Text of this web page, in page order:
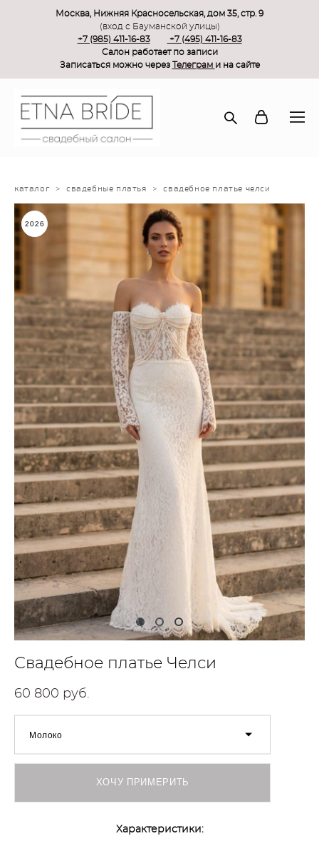
Москва, Нижняя Красносельская, дом 35, стр. 9
(вход с Бауманской улицы)
+7 (985) 411-16-83
+7 (495) 411-16-83
Салон работает по записи
Записаться можно через Телеграм и на сайте
каталог > свадебные платья > свадебное платье челси
2026
Свадебное платье Челси
60 800 pуб.
Молоко
ХОЧУ ПРИМЕРИТЬ
Характеристики: